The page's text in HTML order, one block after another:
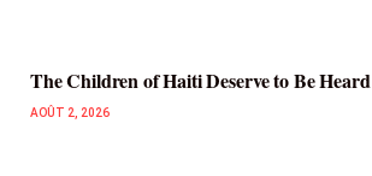
The Children of Haiti Deserve to Be Heard
AOÛT 2, 2026